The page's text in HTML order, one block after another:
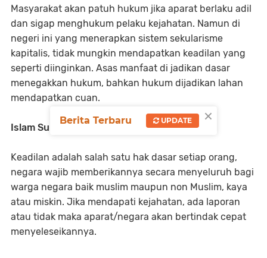
Masyarakat akan patuh hukum jika aparat berlaku adil
dan sigap menghukum pelaku kejahatan. Namun di
negeri ini yang menerapkan sistem sekularisme
kapitalis, tidak mungkin mendapatkan keadilan yang
seperti diinginkan. Asas manfaat di jadikan dasar
menegakkan hukum, bahkan hukum dijadikan lahan
mendapatkan cuan.
Islam Sumber Keadilan
Keadilan adalah salah satu hak dasar setiap orang,
negara wajib memberikannya secara menyeluruh bagi
warga negara baik muslim maupun non Muslim, kaya
atau miskin. Jika mendapati kejahatan, ada laporan
atau tidak maka aparat/negara akan bertindak cepat
menyeleseikannya.
×
Berita Terbaru UPDATE